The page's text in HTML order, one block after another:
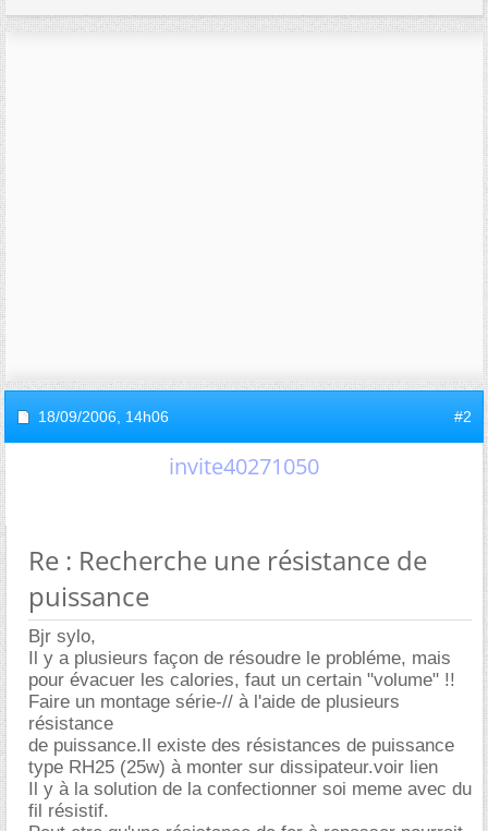
18/09/2006, 14h06 #2
invite40271050
Re : Recherche une résistance de
puissance
Bjr sylo,
Il y a plusieurs façon de résoudre le probléme, mais
pour évacuer les calories, faut un certain "volume" !!
Faire un montage série-// à l'aide de plusieurs
résistance
de puissance.Il existe des résistances de puissance
type RH25 (25w) à monter sur dissipateur.voir lien
Il y à la solution de la confectionner soi meme avec du
fil résistif.